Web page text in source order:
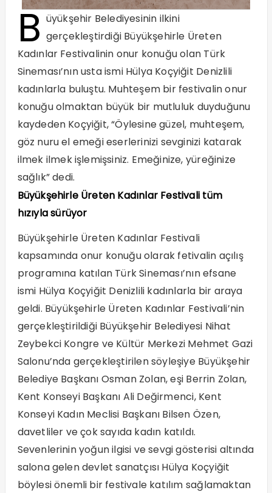
B üyükşehir Belediyesinin ilkini
gerçekleştirdiği Büyükşehirle Üreten
Kadınlar Festivalinin onur konuğu olan Türk
Sineması’nın usta ismi Hülya Koçyiğit Denizlili
kadınlarla buluştu. Muhteşem bir festivalin onur
konuğu olmaktan büyük bir mutluluk duyduğunu
kaydeden Koçyiğit, “Öylesine güzel, muhteşem,
göz nuru el emeği eserlerinizi sevginizi katarak
ilmek ilmek işlemişsiniz. Emeğinize, yüreğinize
sağlık” dedi.
Büyükşehirle Üreten Kadınlar Festivali tüm
hızıyla sürüyor
Büyükşehirle Üreten Kadınlar Festivali
kapsamında onur konuğu olarak fetivalin açılış
programına katılan Türk Sineması’nın efsane
ismi Hülya Koçyiğit Denizlili kadınlarla bir araya
geldi. Büyükşehirle Üreten Kadınlar Festivali’nin
gerçekleştirildiği Büyükşehir Belediyesi Nihat
Zeybekci Kongre ve Kültür Merkezi Mehmet Gazi
Salonu’nda gerçekleştirilen söyleşiye Büyükşehir
Belediye Başkanı Osman Zolan, eşi Berrin Zolan,
Kent Konseyi Başkanı Ali Değirmenci, Kent
Konseyi Kadın Meclisi Başkanı Bilsen Özen,
davetliler ve çok sayıda kadın katıldı.
Sevenlerinin yoğun ilgisi ve sevgi gösterisi altında
salona gelen devlet sanatçısı Hülya Koçyiğit
böylesi önemli bir festivale katılım sağlamaktan